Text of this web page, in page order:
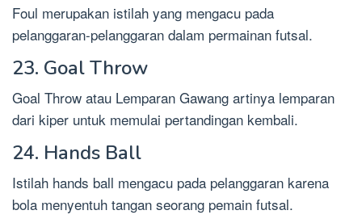
Foul merupakan istilah yang mengacu pada
pelanggaran-pelanggaran dalam permainan futsal.
23. Goal Throw
Goal Throw atau Lemparan Gawang artinya lemparan
dari kiper untuk memulai pertandingan kembali.
24. Hands Ball
Istilah hands ball mengacu pada pelanggaran karena
bola menyentuh tangan seorang pemain futsal.